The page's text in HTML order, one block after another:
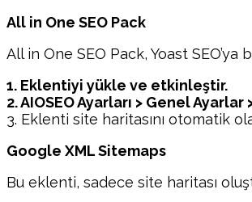
All in One SEO Pack
All in One SEO Pack, Yoast
1. Eklentiyi yükle ve etkinleştir.
2. AIOSEO Ayarları > Genel
3. Eklenti site haritasını otomatik
Google XML Sitemaps
Bu eklenti, sadece site haritası